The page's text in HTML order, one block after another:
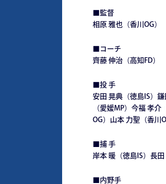
■監督
相原 雅也（香川OG）
■コーチ
齊藤 伸治（高知FD）
■投 手
安田 晃典（徳島IS）
（愛媛MP）今福 孝介
OG）山本 力聖（香川
■捕 手
岸本 暖（徳島IS）長田
■内野手